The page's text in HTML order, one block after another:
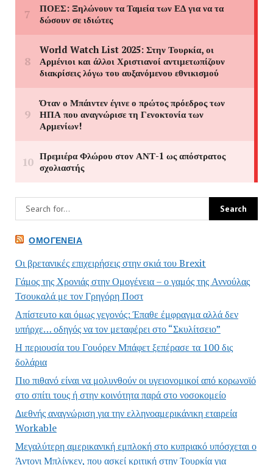
ΟΜΟΓΈΝΕΙΑ
Οι βρετανικές επιχειρήσεις στην σκιά του Brexit
Γάμος της Χρονιάς στην Ομογένεια – ο γαμός της Αννούλας
Τσουκαλά με τον Γρηγόρη Ποστ
Απίστευτο και όμως γεγονός: Έπαθε έμφραγμα αλλά δεν
υπήρχε… οδηγός να τον μεταφέρει στο “Σκυλίτσειο”
Η περιουσία του Γουόρεν Μπάφετ ξεπέρασε τα 100 δις
δολάρια
Πιο πιθανό είναι να μολυνθούν οι υγειονομικοί από κορωνοϊό
στο σπίτι τους ή στην κοινότητα παρά στο νοσοκομείο
Διεθνής αναγνώριση για την ελληνοαμερικάνικη εταιρεία
Workable
Μεγαλύτερη αμερικανική εμπλοκή στο κυπριακό υπόσχεται ο
Άντονι Μπλίνκεν, που ασκεί κριτική στην Τουρκία για